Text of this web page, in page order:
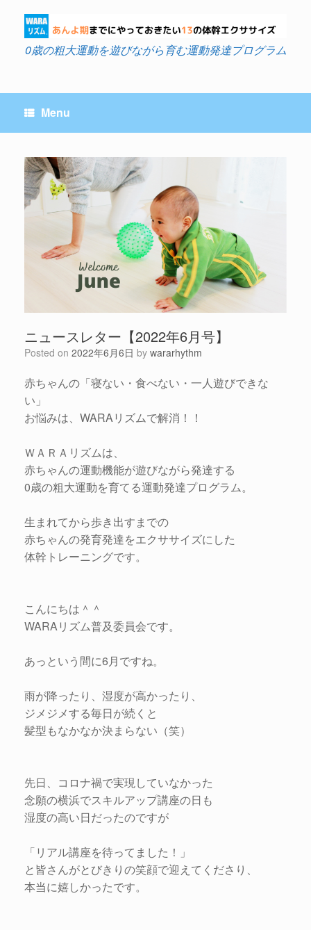
content
0歳の粗大運動を遊びながら育む運動発達プログラム
Menu
ニュースレター【2022年6月号】
Posted on 2022年6月6日 by wararhythm
赤ちゃんの「寝ない・食べない・一人遊びできな
い」
お悩みは、WARAリズムで解消！！
ＷＡＲＡリズムは、
赤ちゃんの運動機能が遊びながら発達する
0歳の粗大運動を育てる運動発達プログラム。
生まれてから歩き出すまでの
赤ちゃんの発育発達をエクササイズにした
体幹トレーニングです。
こんにちは＾＾
WARAリズム普及委員会です。
あっという間に6月ですね。
雨が降ったり、湿度が高かったり、
ジメジメする毎日が続くと
髪型もなかなか決まらない（笑）
先日、コロナ禍で実現していなかった
念願の横浜でスキルアップ講座の日も
湿度の高い日だったのですが
「リアル講座を待ってました！」
と皆さんがとびきりの笑顔で迎えてくださり、
本当に嬉しかったです。
Post navigation